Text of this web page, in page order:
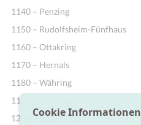
1140 – Penzing
1150 – Rudolfsheim-Fünfhaus
1160 – Ottakring
1170 – Hernals
1180 – Währing
1190 – Döbling
1200 – Brigittenau
Cookie Informationen